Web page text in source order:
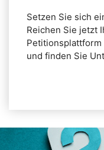
Setzen Sie sich
Reichen Sie jetzt
Petitionsplattform
und finden Sie